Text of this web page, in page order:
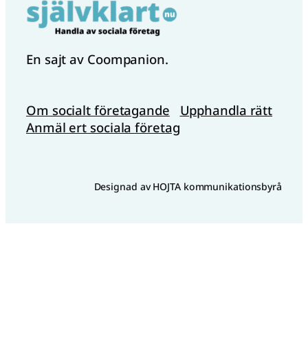
En sajt av Coompanion.
Om socialt företagande
Anmäl ert sociala företag
Upphandla rätt
Designad av HOJTA kommunikationsbyrå